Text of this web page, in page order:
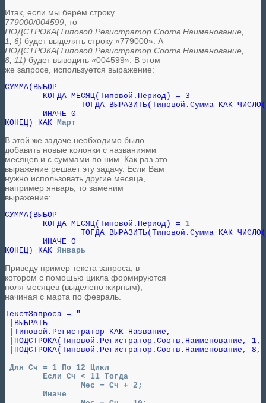
Итак, если мы берём строку
779000/004599 , то
ПОДСТРОКА(Типовой.Регистратор.Соотв.Наименование,
1, 6) будет выделять строку «779000». А
ПОДСТРОКА(Типовой.Регистратор.Соотв.Наименование,
8, 11) будет выводить «004599». В этом
же запросе, используется выражение:
СУММА(ВЫБОР
КОНЕЦ) КАК
Март
В этой же задаче необходимо было
добавить новые колонки с названиями
месяцев и с суммами по ним. Как раз это
выражение решает эту задачу. Если Вам
нужно использовать другие месяца,
например январь, то заменим
выражение:
СУММА(ВЫБОР
	КОГДА МЕСЯЦ(Типовой.Период) =
1
КОНЕЦ) КАК Январь
Приведу пример текста запроса, в
котором с помощью цикла формируются
поля месяцев (выделено жирным),
начиная с марта по февраль.
ТекстЗапроса = "
|ВЫБРАТЬ
|Типовой.Регистратор КАК Название,
|ПОДСТРОКА(Типовой.Регистратор.Соотв.Наименование,
|ПОДСТРОКА(Типовой.Регистратор.Соотв.Наименование,
Для Сч = 1 По 12 Цикл